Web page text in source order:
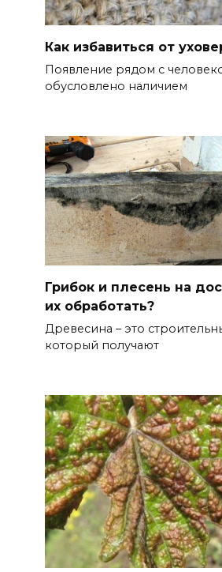
Как избавиться от
Появление рядом с
обусловлено наличием
Грибок и плесень на
их обработать?
Древесина – это
который получают